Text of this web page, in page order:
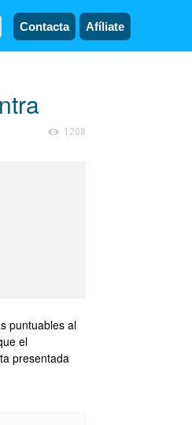
Contacta Afíliate
1208
puntuables al
el
presentada